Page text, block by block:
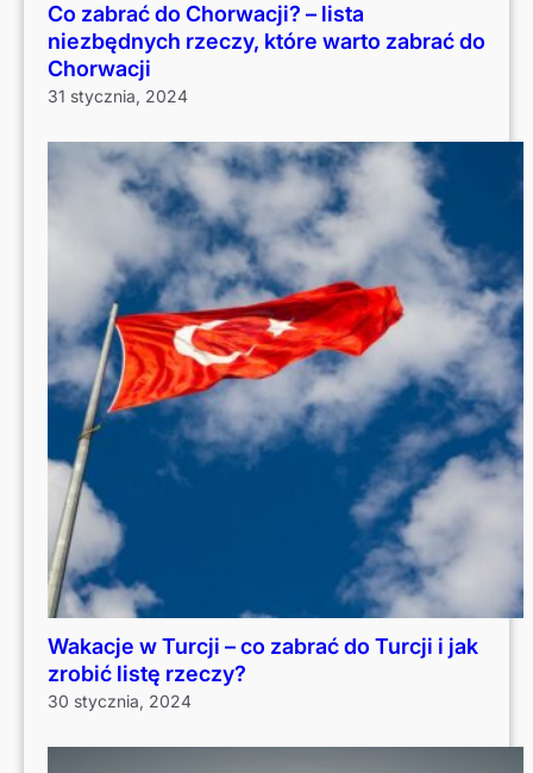
Co zabrać do Chorwacji? – lista
niezbędnych rzeczy, które warto zabrać do
Chorwacji
31 stycznia, 2024
Wakacje w Turcji – co zabrać do Turcji i jak
zrobić listę rzeczy?
30 stycznia, 2024